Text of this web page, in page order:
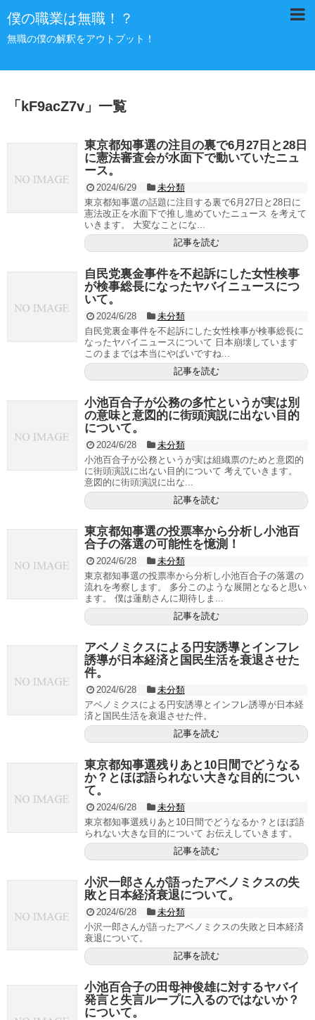
僕の職業は無職！？
無職の僕の解釈をアウトプット！
「 kF9acZ7v 」 一覧
東京都知事選の注目の裏で6月27日と28日
に憲法審査会が水面下で動いていたニュ
ース。
2024/6/29
未分類
東京都知事選の話題に注目する裏で6月27日と28日に
憲法改正を水面下で推し進めていたニュース を考えて
いきます。 大変なことにな...
記事を読む
自民党裏金事件を不起訴にした女性検事
が検事総長になったヤバイニュースにつ
いて。
2024/6/28
未分類
自民党裏金事件を不起訴にした女性検事が検事総長に
なったヤバイニュースについて 日本崩壊しています
このままでは本当にやばいですね...
記事を読む
小池百合子が公務の多忙というが実は別
の意味と意図的に街頭演説に出ない目的
について。
2024/6/28
未分類
小池百合子が公務というが実は組織票のためと意図的
に街頭演説に出ない目的について 考えていきます。
意図的に街頭演説に出な...
記事を読む
東京都知事選の投票率から分析し小池百
合子の落選の可能性を憶測！
2024/6/28
未分類
東京都知事選の投票率から分析し小池百合子の落選の
流れを考察します。 多分このような展開となると思い
ます。 僕は蓮舫さんに期待しま...
記事を読む
アベノミクスによる円安誘導とインフレ
誘導が日本経済と国民生活を衰退させた
件。
2024/6/28
未分類
アベノミクスによる円安誘導とインフレ誘導が日本経
済と国民生活を衰退させた件。
記事を読む
東京都知事選残りあと10日間でどうなる
か？とほぼ語られない大きな目的につい
て。
2024/6/28
未分類
東京都知事選残りあと10日間でどうなるか？とほぼ語
られない大きな目的について お伝えしていきます。
記事を読む
小沢一郎さんが語ったアベノミクスの失
敗と日本経済衰退について。
2024/6/28
未分類
小沢一郎さんが語ったアベノミクスの失敗と日本経済
衰退について。
記事を読む
小池百合子の田母神俊雄に対するヤバイ
発言と失言ループに入るのではないか？
について。